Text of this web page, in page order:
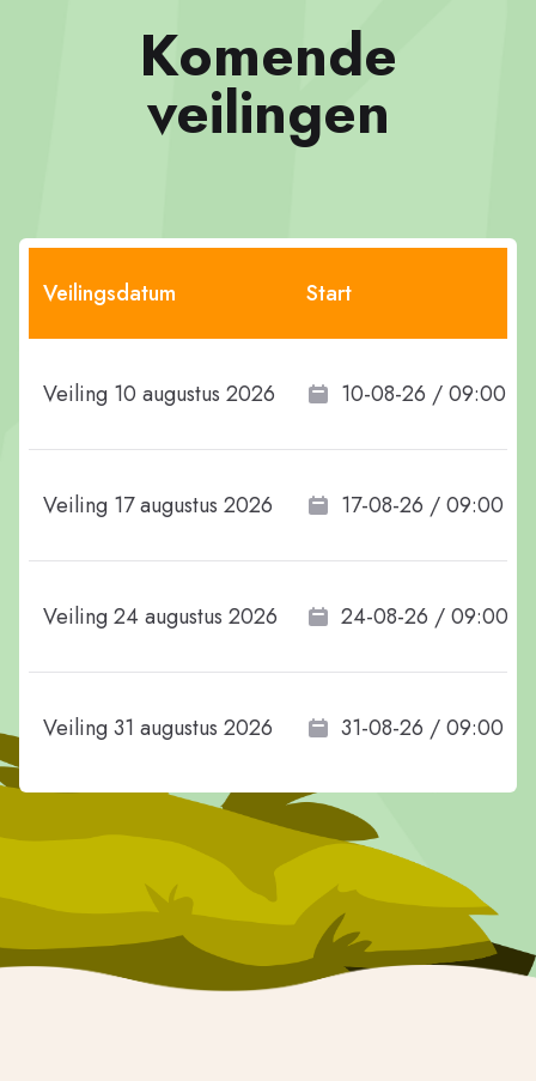
Komende
veilingen
Veilingsdatum Start
Veiling 10 augustus 2026 10-08-26 / 09:00
Veiling 17 augustus 2026 17-08-26 / 09:00
Veiling 24 augustus 2026 24-08-26 / 09:00
Veiling 31 augustus 2026 31-08-26 / 09:00